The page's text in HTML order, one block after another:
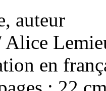
auteur
Alice
en